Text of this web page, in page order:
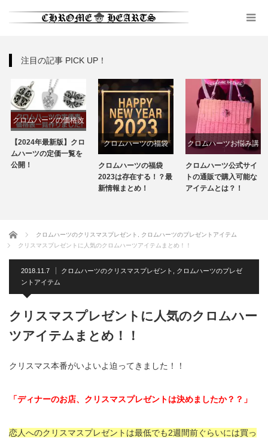
注目の記事 PICK UP！
クロムハーツの価格改
定
【2024年最新版】クロ
ムハーツの定価一覧を
公開！
クロムハーツの福袋
クロムハーツの福袋
2023は存在する！？最
新情報まとめ！
クロムハーツお悩み講
座
クロムハーツ公式サイ
トの通販で購入可能な
アイテムとは？！
ホーム クロムハーツのクリスマスプレゼント
クロムハーツのプレゼントアイテム
クリスマスプレゼントに人気のクロムハーツアイテムまとめ！！
2018.11.7 クロムハーツのクリスマスプレゼント
クロムハーツのプレゼ
ントアイテム
クリスマスプレゼントに人気のクロムハー
ツアイテムまとめ！！
クリスマス本番がいよいよ迫ってきました！！
「ディナーのお店、クリスマスプレゼントは決めましたか？？」
恋人へのクリスマスプレゼントは最低でも2週間前ぐらいには買っ